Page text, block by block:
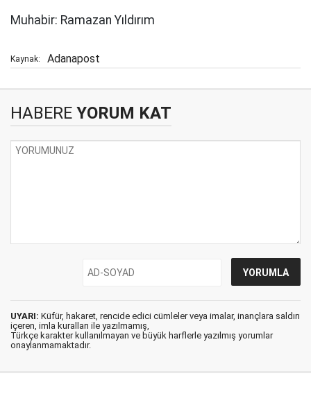
Muhabir: Ramazan Yıldırım
Kaynak: Adanapost
HABERE YORUM KAT
UYARI: Küfür, hakaret, rencide edici cümleler veya imalar, inançlara saldırı
içeren, imla kuralları ile yazılmamış,
Türkçe karakter kullanılmayan ve büyük harflerle yazılmış yorumlar
onaylanmamaktadır.